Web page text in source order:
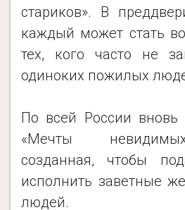
КОНТАКТЫ
стариков». В
каждый может стать
тех, кого часто не
одиноких пожилых
По всей России вновь
«Мечты
созданная, чтобы
исполнить заветные
людей.